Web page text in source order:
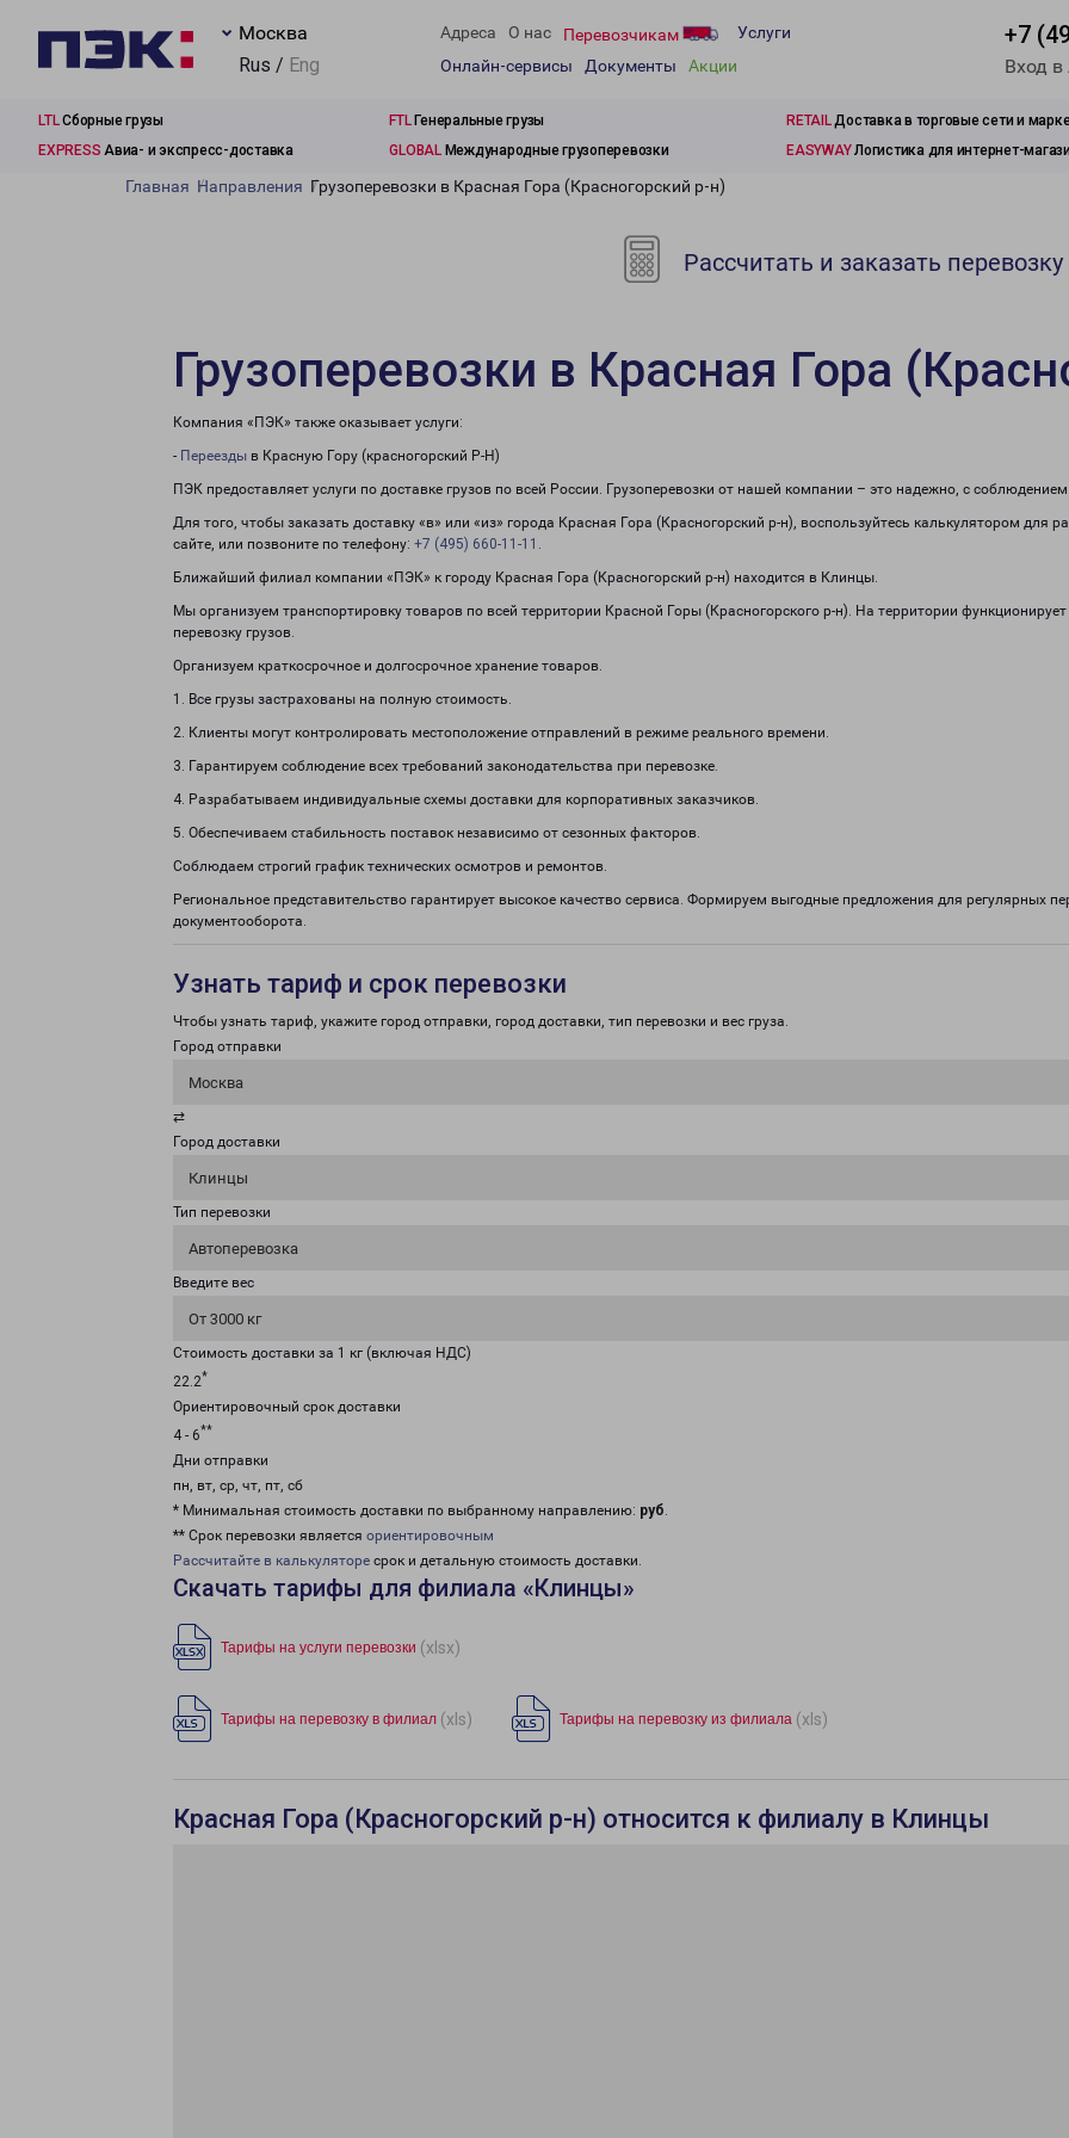
Москва
Rus / Eng
Адреса О нас Перевозчикам
Услуги
Онлайн-сервисы
Документы Акции
+7
Вход
LTLСборные грузы FTLГенеральные грузы RETAILДоставка в торговые сети и
EXPRESS Авиа- и экспресс-доставка GLOBALМеждународные грузоперевозки EASYWAYЛогистика для интернет-
Главная Направления Грузоперевозки в Красная Гора (Красногорский р-н)
Рассчитать и заказать перевозку
Грузоперевозки в Красная Гора
Компания «ПЭК» также оказывает услуги:
- Переезды в Красную Гору (красногорский Р-Н)
ПЭК предоставляет услуги по доставке грузов по всей России. Грузоперевозки от нашей компании – это надежно, с
Для того, чтобы заказать доставку «в» или «из» города Красная Гора (Красногорский р-н), воспользуйтесь калькулятором для
сайте, или позвоните по телефону: +7 (495) 660-11-11 .
Ближайший филиал компании «ПЭК» к городу Красная Гора (Красногорский р-н) находится в Клинцы.
Мы организуем транспортировку товаров по всей территории Красной Горы (Красногорского р-н). На территории
перевозку грузов.
Организуем краткосрочное и долгосрочное хранение товаров.
1. Все грузы застрахованы на полную стоимость.
2. Клиенты могут контролировать местоположение отправлений в режиме реального времени.
3. Гарантируем соблюдение всех требований законодательства при перевозке.
4. Разрабатываем индивидуальные схемы доставки для корпоративных заказчиков.
5. Обеспечиваем стабильность поставок независимо от сезонных факторов.
Соблюдаем строгий график технических осмотров и ремонтов.
Региональное представительство гарантирует высокое качество сервиса. Формируем выгодные предложения для регулярных
документооборота.
Узнать тариф и срок перевозки
Чтобы узнать тариф, укажите город отправки, город доставки, тип перевозки и вес груза.
Город отправки
Москва
⇄
Город доставки
Клинцы
Тип перевозки
Автоперевозка
Введите вес
От 3000 кг
Стоимость доставки за 1 кг (включая НДС)
22.2*
Ориентировочный срок доставки
4 - 6**
Дни отправки
пн, вт, ср, чт, пт, сб
* Минимальная стоимость доставки по выбранному направлению: руб.
** Срок перевозки является ориентировочным
Рассчитайте в калькуляторе срок и детальную стоимость доставки.
Скачать тарифы для филиала «Клинцы»
Тарифы на услуги перевозки (xlsx)
Тарифы на перевозку в филиал (xls) Тарифы на перевозку из филиала (xls)
Красная Гора (Красногорский р-н) относится к филиалу в Клинцы